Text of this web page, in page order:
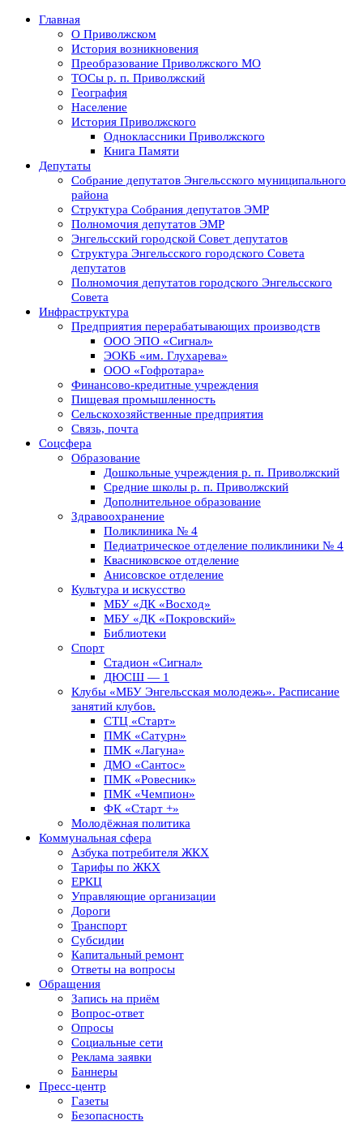
Главная
О Приволжском
История возникновения
Преобразование Приволжского МО
ТОСы р. п. Приволжский
География
Население
История Приволжского
Одноклассники Приволжского
Книга Памяти
Депутаты
Собрание депутатов Энгельсского муниципального
района
Структура Собрания депутатов ЭМР
Полномочия депутатов ЭМР
Энгельсский городской Совет депутатов
Структура Энгельсского городского Совета
депутатов
Полномочия депутатов городского Энгельсского
Совета
Инфраструктура
Предприятия перерабатывающих производств
ООО ЭПО «Сигнал»
ЭОКБ «им. Глухарева»
ООО «Гофротара»
Финансово-кредитные учреждения
Пищевая промышленность
Сельскохозяйственные предприятия
Связь, почта
Соцсфера
Образование
Дошкольные учреждения р. п. Приволжский
Средние школы р. п. Приволжский
Дополнительное образование
Здравоохранение
Поликлиника № 4
Педиатрическое отделение поликлиники № 4
Квасниковское отделение
Анисовское отделение
Культура и искусство
МБУ «ДК «Восход»
МБУ «ДК «Покровский»
Библиотеки
Спорт
Стадион «Сигнал»
ДЮСШ — 1
Клубы «МБУ Энгельсская молодежь». Расписание
занятий клубов.
СТЦ «Старт»
ПМК «Сатурн»
ПМК «Лагуна»
ДМО «Сантос»
ПМК «Ровесник»
ПМК «Чемпион»
ФК «Старт +»
Молодёжная политика
Коммунальная сфера
Азбука потребителя ЖКХ
Тарифы по ЖКХ
ЕРКЦ
Управляющие организации
Дороги
Транспорт
Субсидии
Капитальный ремонт
Ответы на вопросы
Обращения
Запись на приём
Вопрос-ответ
Опросы
Социальные сети
Реклама заявки
Баннеры
Пресс-центр
Газеты
Безопасность